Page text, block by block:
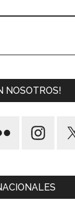
NOSOTROS!